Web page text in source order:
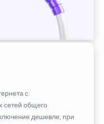
с
сетей общего
дешевле, при